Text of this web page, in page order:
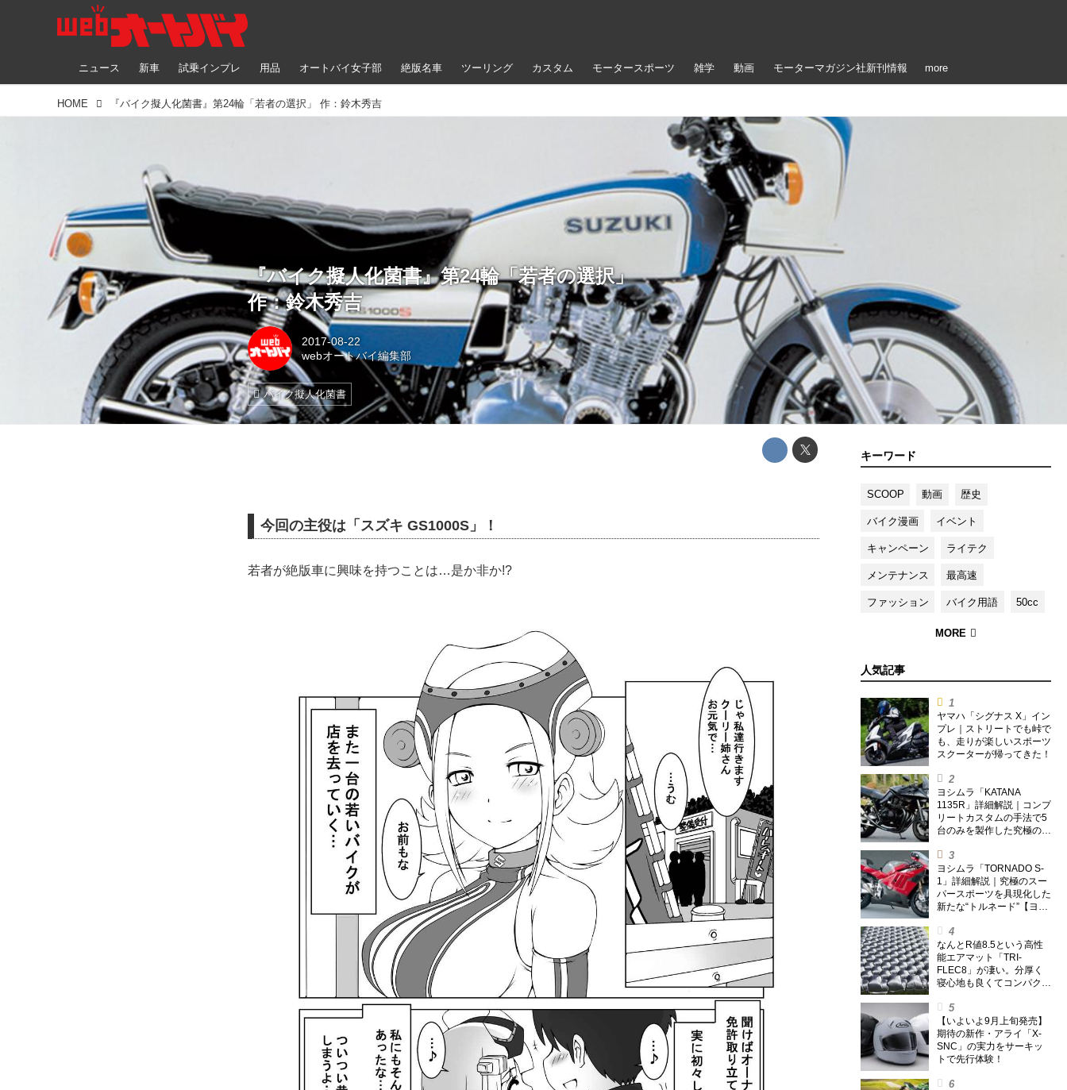
ニュース 新車 試乗インプレ 用品 オートバイ女子部 絶版名車 ツーリング カスタム モータースポーツ 雑学 動画 モーターマガジン社新刊情報 more
HOME 『バイク擬人化菌書』第24輪「若者の選択」 作：鈴木秀吉
『バイク擬人化菌書』第24輪「若者の選択」
作：鈴木秀吉
2017-08-22
webオートバイ編集部
バイク擬人化菌書
キーワード
SCOOP 動画 歴史
バイク漫画 イベント
キャンペーン ライテク
メンテナンス 最高速
ファッション バイク用語 50cc
人気記事
ヤマハ「シグナス X」イン
プレ｜ストリートでも峠で
も、走りが楽しいスポーツ
スクーターが帰ってきた！
ヨシムラ「KATANA
1135R」詳細解説｜コンプ
リートカスタムの手法で5
台のみを製作した究極の銘
ヨシムラ「TORNADO S-
1」詳細解説｜究極のスー
パースポーツを具現化した
新たな“トルネード”【ヨシ
なんとR値8.5という高性
能エアマット「TRI-
FLEC8」が凄い。分厚く
寝心地も良くてコンパクト
トを試してみた〈若林浩志
のスーパー・カブカブ・ダ
イアリーズ Vol.385〉
【いよいよ9月上旬発売】
期待の新作・アライ「X-
SNC」の実力をサーキッ
トで先行体験！
今回の主役は「スズキ GS1000S」！
若者が絶版車に興味を持つことは…是か非か!?